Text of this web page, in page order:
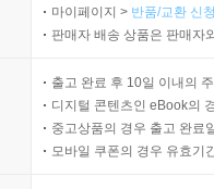
마이페이지 > 반품/교환 신
판매자 배송 상품은 판매자
출고 완료 후 10일 이내의
디지털 콘텐츠인 eBook의
중고상품의 경우 출고 완료
모바일 쿠폰의 경우 유효기